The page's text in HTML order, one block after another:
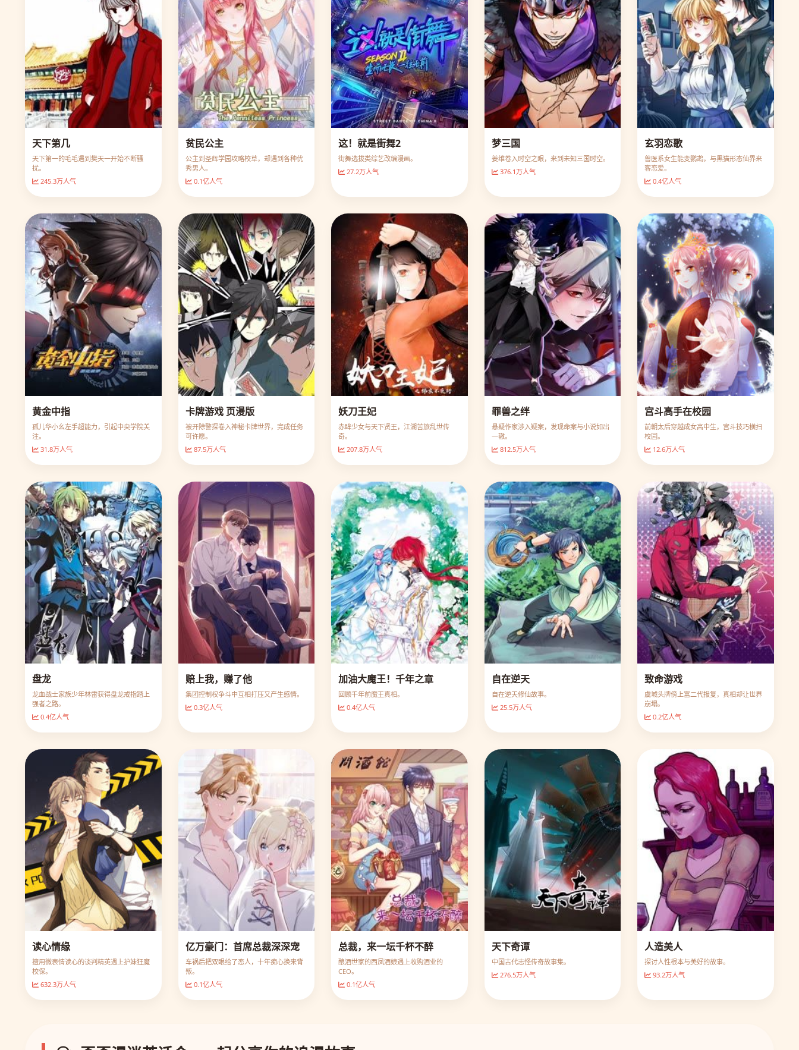
天下第几
天下第一的毛毛遇到樊天一开始不断骚
扰。
245.3万人气
贫民公主
公主到圣辉学园攻略校草，却遇到各种优
秀男人。
0.1亿人气
这！就是街舞2
街舞选拔类综艺改编漫画。
27.2万人气
梦三国
姜维卷入时空之眼，来到未知三国时空。
376.1万人气
玄羽恋歌
兽医系女生能变鹦鹉，与黑猫形态仙界来
客恋爱。
0.4亿人气
黄金中指
孤儿华小幺左手超能力，引起中央学院关
注。
31.8万人气
卡牌游戏 页漫版
被开除警探卷入神秘卡牌世界，完成任务
可许愿。
87.5万人气
妖刀王妃
赤眸少女与天下贤王，江湖苦旅乱世传
奇。
207.8万人气
罪兽之绊
悬疑作家涉入疑案，发现命案与小说如出
一辙。
812.5万人气
宫斗高手在校园
前朝太后穿越成女高中生，宫斗技巧横扫
校园。
12.6万人气
盘龙
龙血战士家族少年林雷获得盘龙戒指踏上
强者之路。
0.4亿人气
赔上我，赚了他
集团控制权争斗中互相打压又产生感情。
0.3亿人气
加油大魔王！千年之章
回顾千年前魔王真相。
0.4亿人气
自在逆天
自在逆天修仙故事。
25.5万人气
致命游戏
虞城头牌傍上富二代报复，真相却让世界
崩塌。
0.2亿人气
读心情缘
擅用微表情读心的谈判精英遇上护妹狂魔
校保。
632.3万人气
亿万豪门：首席总裁深深宠
车祸后把双眼给了恋人，十年痴心换来背
叛。
0.1亿人气
总裁，来一坛千杯不醉
酿酒世家的西凤酒娘遇上收购酒业的
CEO。
0.1亿人气
天下奇谭
中国古代志怪传奇故事集。
276.5万人气
人造美人
探讨人性根本与美好的故事。
93.2万人气